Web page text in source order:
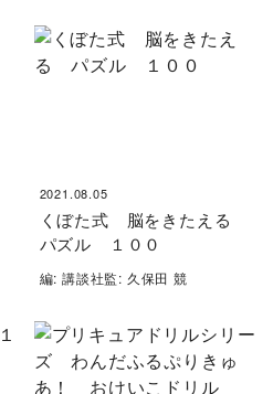
2021.08.05
くぼた式 脳をきたえる
パズル １００
編: 講談社監: 久保田 競